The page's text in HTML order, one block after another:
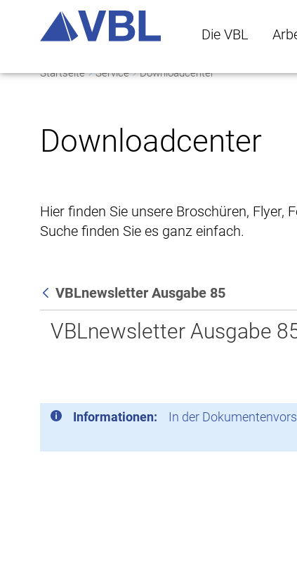
Die VBL
Startseite Service Downloadcenter
Downloadcenter
Hier finden Sie unsere Broschüren,
Suche finden Sie es ganz einfach.
Zurück
VBLnewsletter Ausgabe 85
VBLnewsletter Ausgabe
Informationen: In der